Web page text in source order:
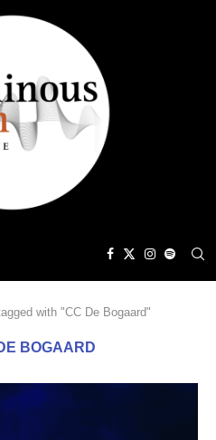
with "CC De Bogaard"
BOGAARD